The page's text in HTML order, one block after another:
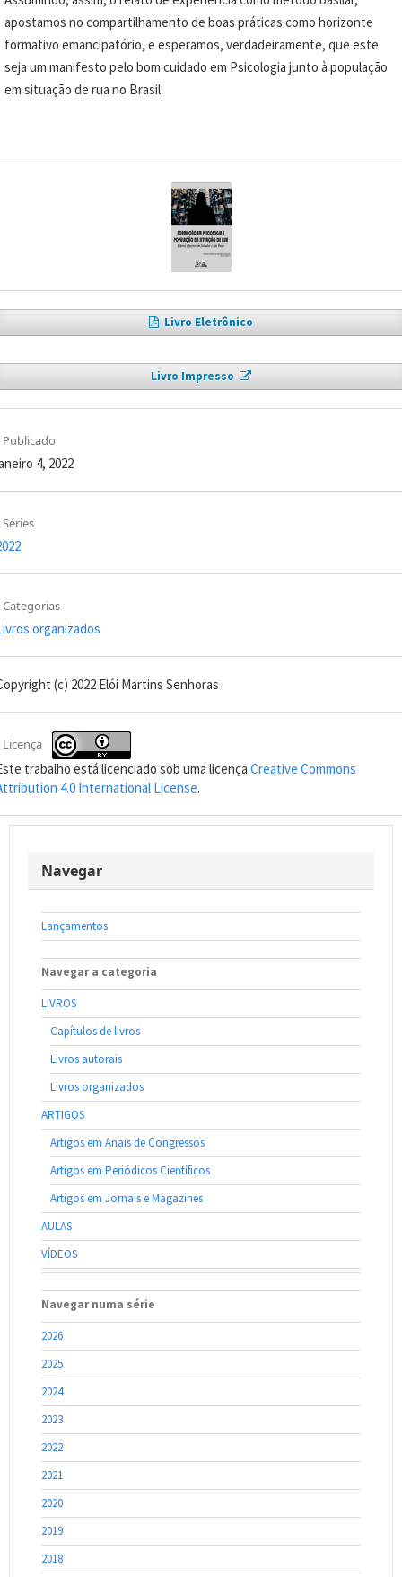
apostamos no compartilhamento de boas práticas como horizonte
formativo emancipatório, e esperamos, verdadeiramente, que este
seja um manifesto pelo bom cuidado em Psicologia junto à população
em situação de rua no Brasil.
Livro Eletrônico
Livro Impresso
Publicado
4, 2022
Séries
Categorias
organizados
(c) 2022 Elói Martins Senhoras
Licença
trabalho está licenciado sob uma licença Creative Commons
4.0 International License.
Navegar
Lançamentos
Navegar a categoria
LIVROS
Capítulos de livros
Livros autorais
Livros organizados
ARTIGOS
Artigos em Anais de Congressos
Artigos em Periódicos Científicos
Artigos em Jornais e Magazines
AULAS
VÍDEOS
Navegar numa série
2026
2025
2024
2023
2022
2021
2020
2019
2018